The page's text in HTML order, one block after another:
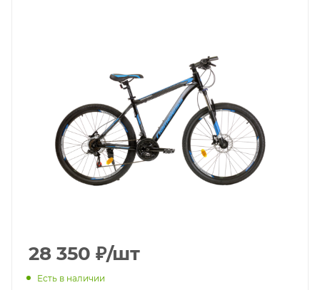
28 350 ₽/шт
Есть в наличии